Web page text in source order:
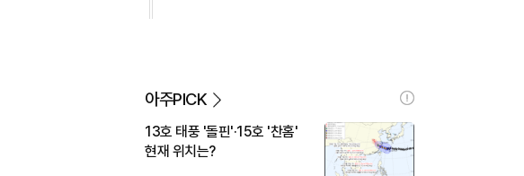
아주PICK
13호 태풍 '돌핀'·15호 '찬홈'
현재 위치는?